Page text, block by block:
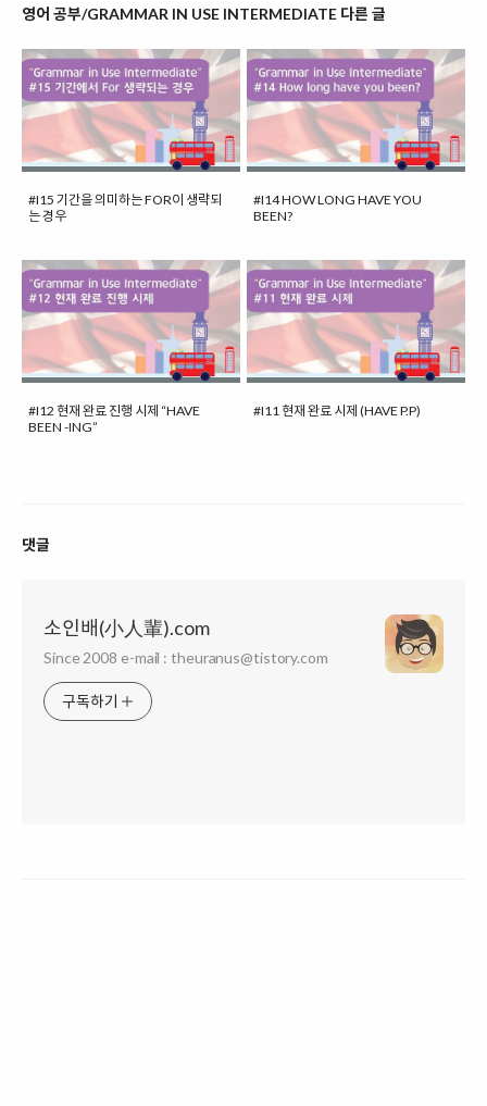
영어 공부/GRAMMAR IN USE INTERMEDIATE 다른 글
#I15 기간을 의미하는 FOR이 생략되
는 경우
#I14 HOW LONG HAVE YOU
BEEN?
#I12 현재 완료 진행 시제 “HAVE
BEEN -ING”
#I11 현재 완료 시제 (HAVE P.P)
댓글
소인배(小人輩).com
Since 2008 e-mail : theuranus@tistory.com
구독하기